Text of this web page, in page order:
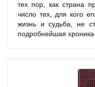
тех пор, как страна
число тех, для кого
жизнь и судьба, не
подробнейшая хроника